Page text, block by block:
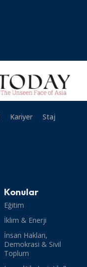
Kariyer
Staj
Konular
Eğitim
İklim & Enerji
İnsan Hakları,
Demokrasi & Sivil
Toplum